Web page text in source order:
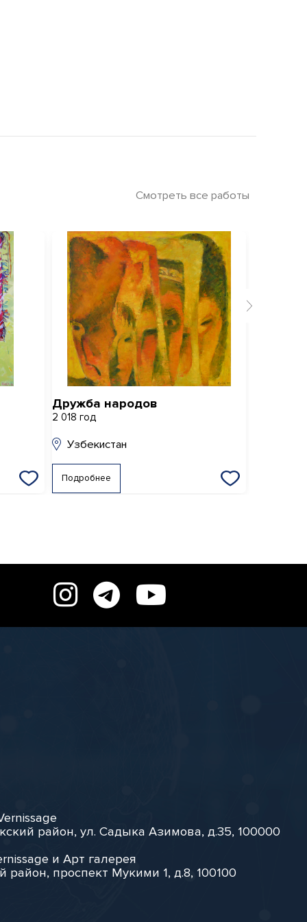
Смотреть все работы
Дружба народов
2 018 год
Узбекистан
Подробнее
район, ул. Садыка Азимова, д.35, 100000
и Арт галерея
район, проспект Мукими 1, д.8, 100100